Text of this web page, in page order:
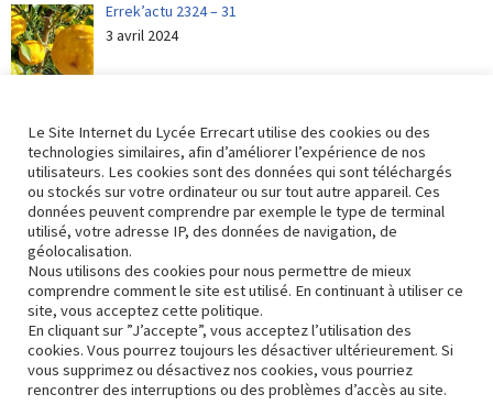
Errek’actu 2324 – 31
3 avril 2024
Retour aux actualités
Nous contacter
Mise à jour page – septembre 2022
Le Site Internet du Lycée Errecart utilise des cookies ou des
technologies similaires, afin d’améliorer l’expérience de nos
utilisateurs. Les cookies sont des données qui sont téléchargés
ou stockés sur votre ordinateur ou sur tout autre appareil. Ces
données peuvent comprendre par exemple le type de terminal
utilisé, votre adresse IP, des données de navigation, de
géolocalisation.
Nous utilisons des cookies pour nous permettre de mieux
comprendre comment le site est utilisé. En continuant à utiliser ce
site, vous acceptez cette politique.
En cliquant sur ”J’accepte”, vous acceptez l’utilisation des
cookies. Vous pourrez toujours les désactiver ultérieurement. Si
vous supprimez ou désactivez nos cookies, vous pourriez
rencontrer des interruptions ou des problèmes d’accès au site.